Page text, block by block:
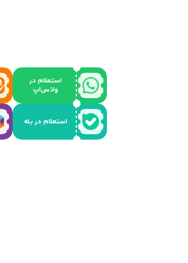
استعلام در
واتس‌اپ
استعلام در بله